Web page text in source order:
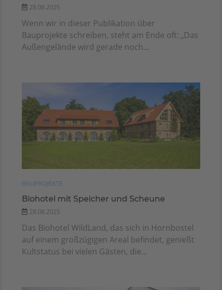
28.08.2025
Wenn wir in dieser Publikation über
Bauprojekte schreiben, steht am Ende oft: „Das
Außengelände wird gerade noch...
BAUPROJEKTE
Biohotel mit Speicher und Scheune
28.08.2025
Das Biohotel WildLand, das sich in Hornbostel
auf einem großzügigen Areal befindet, genießt
Kultstatus bei vielen Gästen, die...